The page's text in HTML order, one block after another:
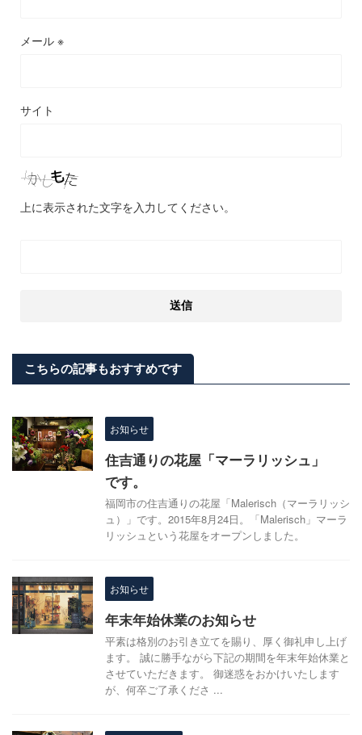
メール ※
サイト
上に表示された文字を入力してください。
こちらの記事もおすすめです
お知らせ
住吉通りの花屋「マーラリッシュ」
です。
福岡市の住吉通りの花屋「Malerisch（マーラリッシ
ュ）」です。2015年8月24日。「Malerisch」マーラ
リッシュという花屋をオープンしました。
お知らせ
年末年始休業のお知らせ
平素は格別のお引き立てを賜り、厚く御礼申し上げ
ます。 誠に勝手ながら下記の期間を年末年始休業と
させていただきます。 御迷惑をおかけいたします
が、何卒ご了承くださ ...